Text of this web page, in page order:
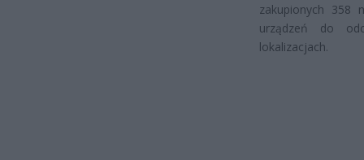
zakupionych 358
urządzeń do
lokalizacjach.